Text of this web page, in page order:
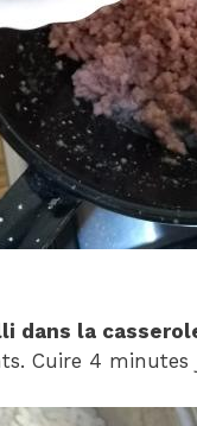
dans la
Cuire 4